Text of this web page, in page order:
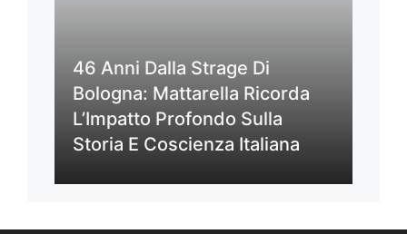
46 Anni Dalla Strage Di
Bologna: Mattarella Ricorda
L’Impatto Profondo Sulla
Storia E Coscienza Italiana